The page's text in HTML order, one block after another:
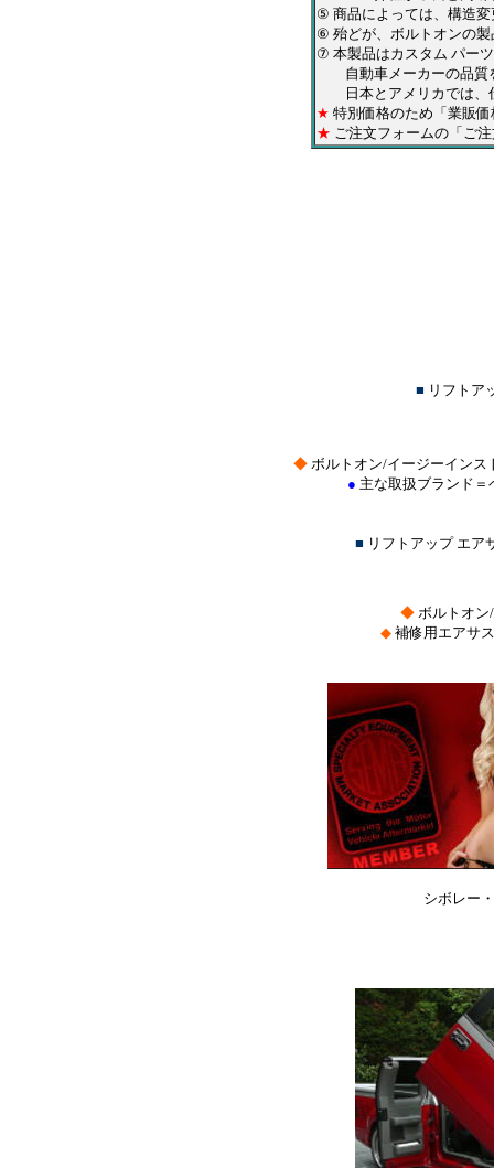
⑤ 商品によっては、構造
⑥ 殆どが、ボルトオンの
⑦ 本製品はカスタム パー
自動車メーカーの品質を
日本とアメリカでは、仕
★ 特別価格のため「業販
★ ご注文フォームの「ご
■ リフト
◆ ボルトオン/イージーインス
● 主な取扱ブランド
■ リフトアップ エ
◆ ボルトオン
◆ 補修用エアサ
シボレー